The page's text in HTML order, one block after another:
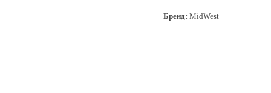
Бренд: MidWest